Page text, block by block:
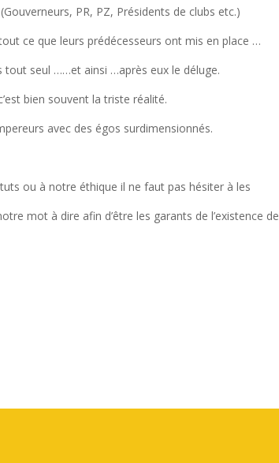
PR, PZ, Présidents de clubs etc.)
ce que leurs prédécesseurs ont mis en place …
tout seul ……et ainsi …après eux le déluge.
bien souvent la triste réalité.
avec des égos surdimensionnés.
ou à notre éthique il ne faut pas hésiter à les
mot à dire afin d’être les garants de l’existence de